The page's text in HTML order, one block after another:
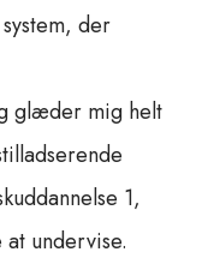
der
glæder mig helt
1,
undervise.